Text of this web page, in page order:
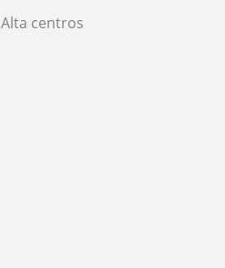
Alta centros